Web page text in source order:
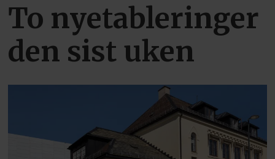
To nyetableringer
den sist uken